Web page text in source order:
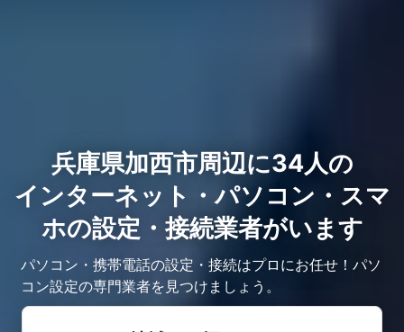
兵庫県加西市周辺に34人の
インターネット・パソコン・スマ
ホの設定・接続業者がいます
パソコン・携帯電話の設定・接続はプロにお任せ！パソ
コン設定の専門業者を見つけましょう。